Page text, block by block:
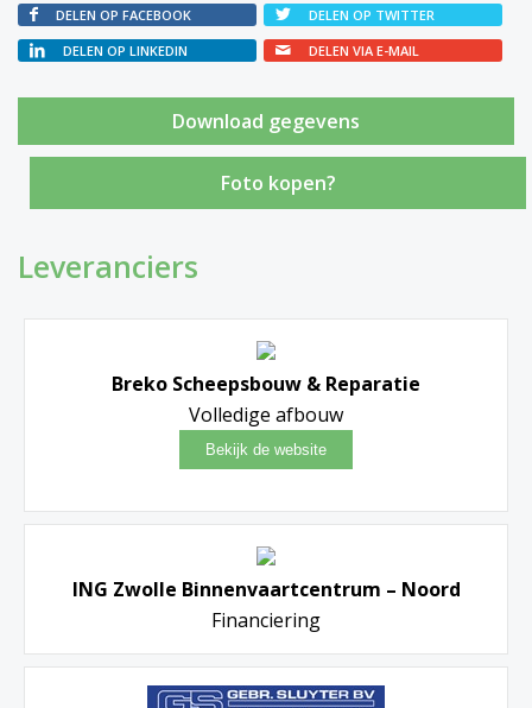
DELEN OP FACEBOOK
DELEN OP TWITTER
DELEN OP LINKEDIN
DELEN VIA E-MAIL
Foto kopen?
Leveranciers
Breko Scheepsbouw & Reparatie
Volledige afbouw
ING Zwolle Binnenvaartcentrum – Noord
Financiering